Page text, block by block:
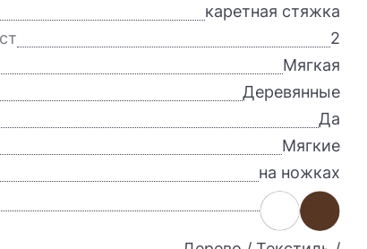
каретная стяжка
2
Мягкая
Деревянные
Да
Мягкие
на ножках